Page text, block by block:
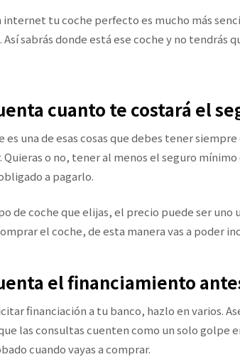
internet tu coche perfecto es mucho más
sabrás donde está ese coche y no tendrás
cuanto te costará el
es una de esas cosas que debes tener
Quieras o no, tener al menos el seguro
a pagarlo.
de coche que elijas, el precio puede ser uno
el coche, de esta manera vas a poder
el financiamiento
financiación a tu banco, hazlo en varios.
las consultas cuenten como un solo golpe
cuando vayas a comprar.